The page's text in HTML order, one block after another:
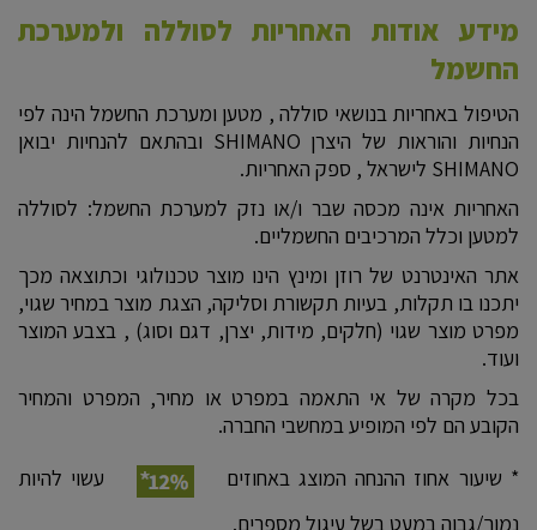
מידע אודות האחריות לסוללה ולמערכת
החשמל
הטיפול באחריות בנושאי סוללה , מטען ומערכת החשמל הינה לפי
הנחיות והוראות של היצרן SHIMANO ובהתאם להנחיות יבואן
SHIMANO לישראל , ספק האחריות.
האחריות אינה מכסה שבר ו/או נזק למערכת החשמל: לסוללה
למטען וכלל המרכיבים החשמליים.
אתר האינטרנט של רוזן ומינץ הינו מוצר טכנולוגי וכתוצאה מכך
יתכנו בו תקלות, בעיות תקשורת וסליקה, הצגת מוצר במחיר שגוי,
מפרט מוצר שגוי (חלקים, מידות, יצרן, דגם וסוג) , בצבע המוצר
ועוד.
בכל מקרה של אי התאמה במפרט או מחיר, המפרט והמחיר
הקובע הם לפי המופיע במחשבי החברה.
* שיעור אחוז ההנחה המוצג באחוזים
עשוי להיות
נמוך/גבוה במעט בשל עיגול מספרים.